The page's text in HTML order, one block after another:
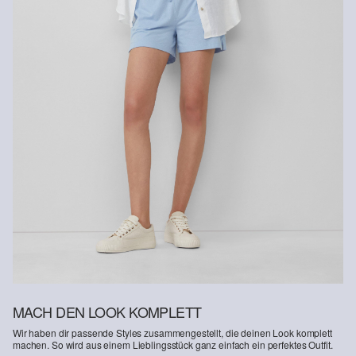
Gastkunden können ihre Artikel innerhalb von 14 Tagen nach
Erhalt der Ware an uns zurückschicken. Fashion Card und VIP
Kunden haben nach Erhalt der Ware 30 Tage Zeit, um ihre Artikel
an uns zurückzusenden.
Weitere Informationen sind unserer „ Hilfe & FAQ
Deine Retoure kannst du online anmelden.
MACH DEN LOOK KOMPLETT
Wir haben dir passende Styles zusammengestellt, die deinen Look komplett
machen. So wird aus einem Lieblingsstück ganz einfach ein perfektes Outfit.